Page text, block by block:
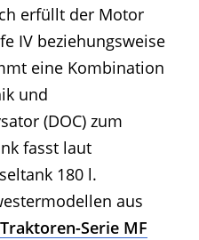
erfüllt der Motor
IV beziehungsweise
eine Kombination
und
(DOC) zum
fasst laut
180 l.
aus
Serie MF